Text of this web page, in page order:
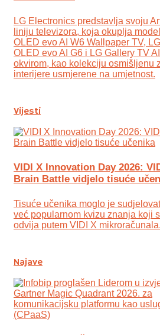
LG Electronics predstavlja svoju
liniju televizora, koja okuplja
OLED evo AI W6 Wallpaper TV, LG
OLED evo AI G6 i LG Gallery TV
okvirom, kao kolekciju osmišljenu
interijere usmjerene na umjetnost.
Vijesti
VIDI X Innovation Day 2026:
Brain Battle vidjelo tisuće
Tisuće učenika moglo je
već popularnom kvizu znanja koji
odvija putem VIDI X mikroračunala.
Najave